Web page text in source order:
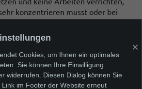
konzentrieren musst oder bei
verletzen könntest.
unter
×
Cookies, um Ihnen ein optimales
Sie können Ihre Einwilligung
widerrufen. Diesen Dialog können Sie
im Footer der Website erneut